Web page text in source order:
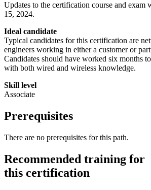
Updates to the certification course and exam
15, 2024.
Ideal candidate
Typical candidates for this certification are
engineers working in either a customer or
Candidates should have worked six months
with both wired and wireless knowledge.
Skill level
Associate
Prerequisites
There are no prerequisites for this path.
Recommended training for
this certification